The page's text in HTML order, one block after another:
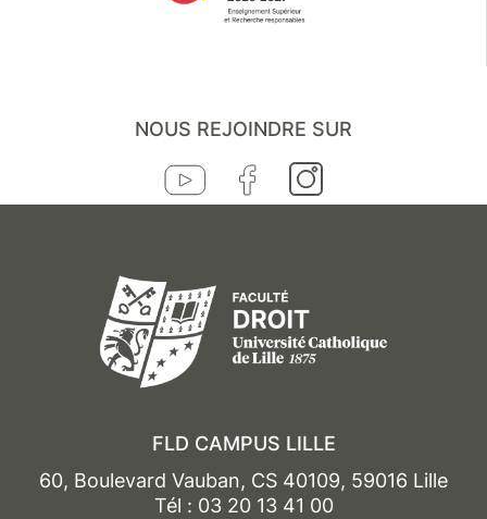
NOUS REJOINDRE SUR
FLD CAMPUS LILLE
60, Boulevard Vauban, CS 40109, 59016 Lille
Tél : 03 20 13 41 00